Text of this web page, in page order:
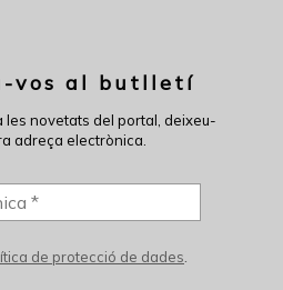
vos al butlletí
les novetats del portal, deixeu-
adreça electrònica.
de protecció de dades.